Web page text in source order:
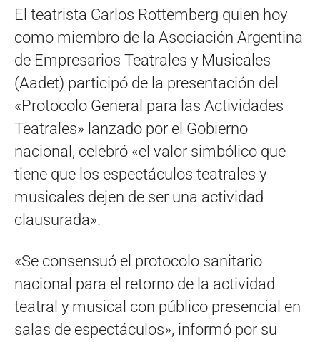
El teatrista Carlos Rottemberg quien hoy
como miembro de la Asociación Argentina
de Empresarios Teatrales y Musicales
(Aadet) participó de la presentación del
«Protocolo General para las Actividades
Teatrales» lanzado por el Gobierno
nacional, celebró «el valor simbólico que
tiene que los espectáculos teatrales y
musicales dejen de ser una actividad
clausurada».
«Se consensuó el protocolo sanitario
nacional para el retorno de la actividad
teatral y musical con público presencial en
salas de espectáculos», informó por su